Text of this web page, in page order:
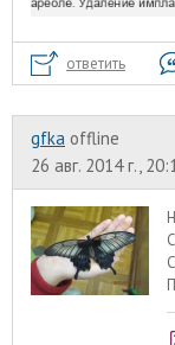
ответить
gfka offline
26 авг. 2014 г.,